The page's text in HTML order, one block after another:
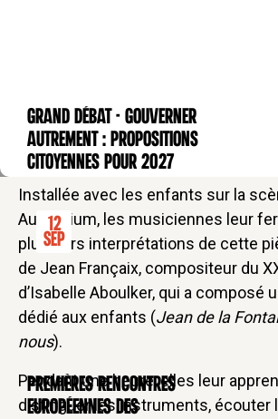
CONFÉRENCE
GRAND DÉBAT - Gouverner
autrement : propositions
citoyennes pour 2027
CONFÉRENCE
12
Sep
Premières rencontres
européennes des
« La grenouille qui se veut faire
bœuf », c’est la fable de Jean de la
proposée par
Delphine Arbeau
Gallieren ouverture de ces
chants des Bernardins.
Installée avec les enfants sur la
Auditorium, les musiciennes leur
plusieurs interprétations de cette
de Jean Françaix, compositeur du
d’Isabelle Aboulker, qui a composé
dédié aux enfants (Jean de la
nous).
Pendant une heure, elles leur
distinguer les instruments, écouter